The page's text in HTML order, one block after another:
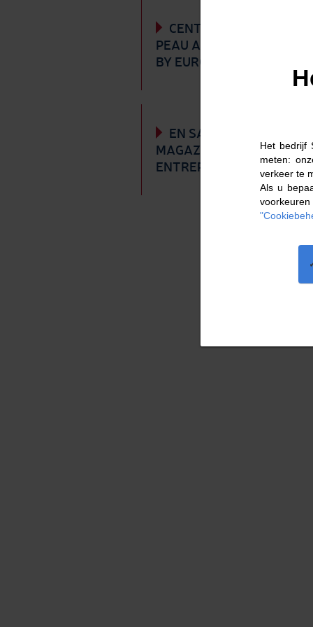
CENTRALE DOUBLE
PEAU AIR FLOW PROCESS
BY EUROCLIMA
EN SAVOIR + SUR LE
MAGAZINE
ENTREPRISE
Het bedrijf
meten:
verkeer te
Als u